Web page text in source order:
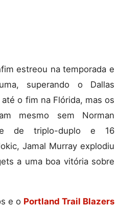
estreou na temporada e
superando o Dallas
o fim na Flórida, mas os
mesmo sem Norman
de triplo-duplo e 16
Jamal Murray explodiu
a uma boa vitória sobre
e o Portland Trail Blazers